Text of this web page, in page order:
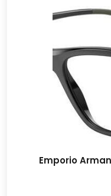
Emporio